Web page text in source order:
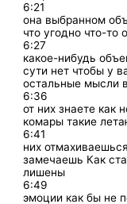
6:21
она выбранном
что угодно что-то
6:27
какое-нибудь
сути нет чтобы у
остальные мысли
6:36
от них знаете как
комары такие
6:41
них
замечаешь Как
лишены
6:49
эмоции как бы не